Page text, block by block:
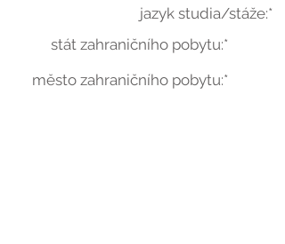
jazyk studia/stáže:*
stát zahraničního pobytu:*
město zahraničního pobytu:*